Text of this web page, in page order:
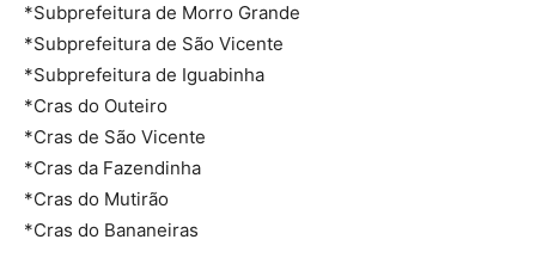
*Subprefeitura de Morro Grande
*Subprefeitura de São Vicente
*Subprefeitura de Iguabinha
*Cras do Outeiro
*Cras de São Vicente
*Cras da Fazendinha
*Cras do Mutirão
*Cras do Bananeiras